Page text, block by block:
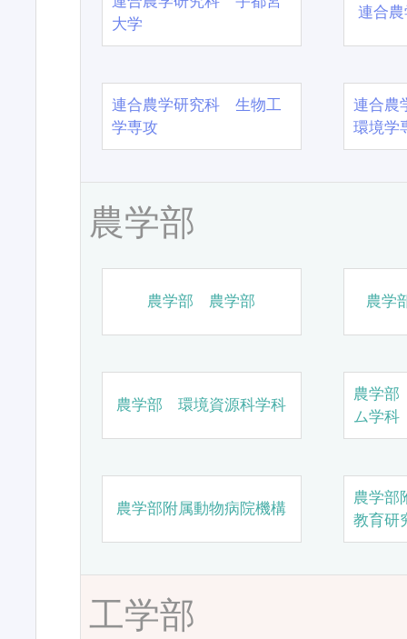
大学
連合
連合農学研究科 生物工
学専攻
連合農
環境学
農学部
農学部 農学部 農学
農学部 環境資源科学科
農学
ム学科
農学部附属動物病院機構
農学部
教育研
工学部